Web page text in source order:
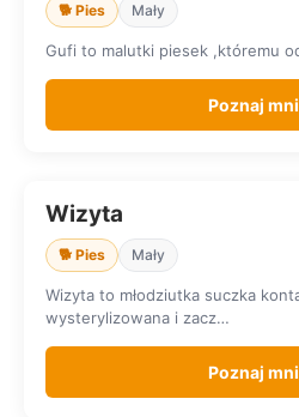
🐕 Pies Mały
Gufi to malutki piesek ,któremu
Poznaj
SZUKA DOMU
Wizyta
🐕 Pies Mały
Wizyta to młodziutka suczka
wysterylizowana i zacz…
Poznaj